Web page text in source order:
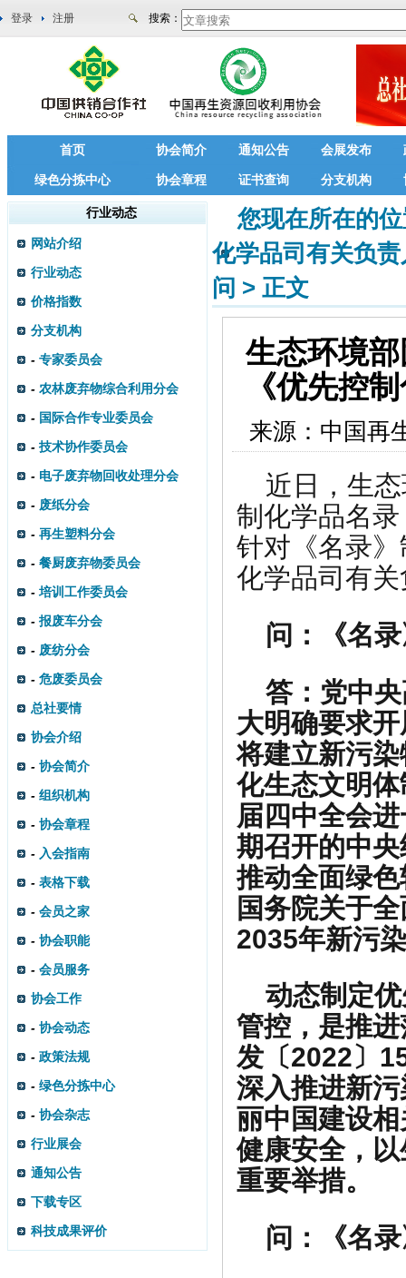
登录 注册 搜索：
首页 协会简介 通知公告 会展发布
绿色分拣中心 协会章程 证书查询 分支机构
行业动态
网站介绍
行业动态
价格指数
分支机构
- 专家委员会
- 农林废弃物综合利用分会
- 国际合作专业委员会
- 技术协作委员会
- 电子废弃物回收处理分会
- 废纸分会
- 再生塑料分会
- 餐厨废弃物委员会
-培训工作委员会
- 报废车分会
- 废纺分会
- 危废委员会
总社要情
协会介绍
- 协会简介
- 组织机构
- 协会章程
- 入会指南
- 表格下载
- 会员之家
- 协会职能
- 会员服务
协会工作
- 协会动态
- 政策法规
- 绿色分拣中心
- 协会杂志
行业展会
通知公告
下载专区
科技成果评价
您现在所在的
化学品司有关负
问 > 正文
生态环境
《优先控
来源： 中国再
近日，生
制化学品名
针对《名录
化学品司有
问：
《名
答： 党中
大明确要求
将建立新污
化生态文明
届四中全会
期召开的中
推动全面绿
国务院关于
2035年新污
动态制定
管控，是推
发〔2022〕
深入推进新
丽中国建设
健康安全，
重要举措。
问：
《名